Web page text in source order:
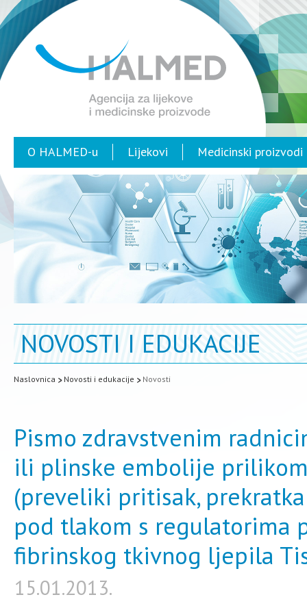
O HALMED-u Lijekovi Medicinski proizvodi
NOVOSTI I EDUKACIJE
Naslovnica Novosti i edukacije Novosti
Pismo zdravstvenim
ili plinske embolije
(preveliki pritisak,
pod tlakom s regulatorima
fibrinskog tkivnog ljepila
15.01.2013.